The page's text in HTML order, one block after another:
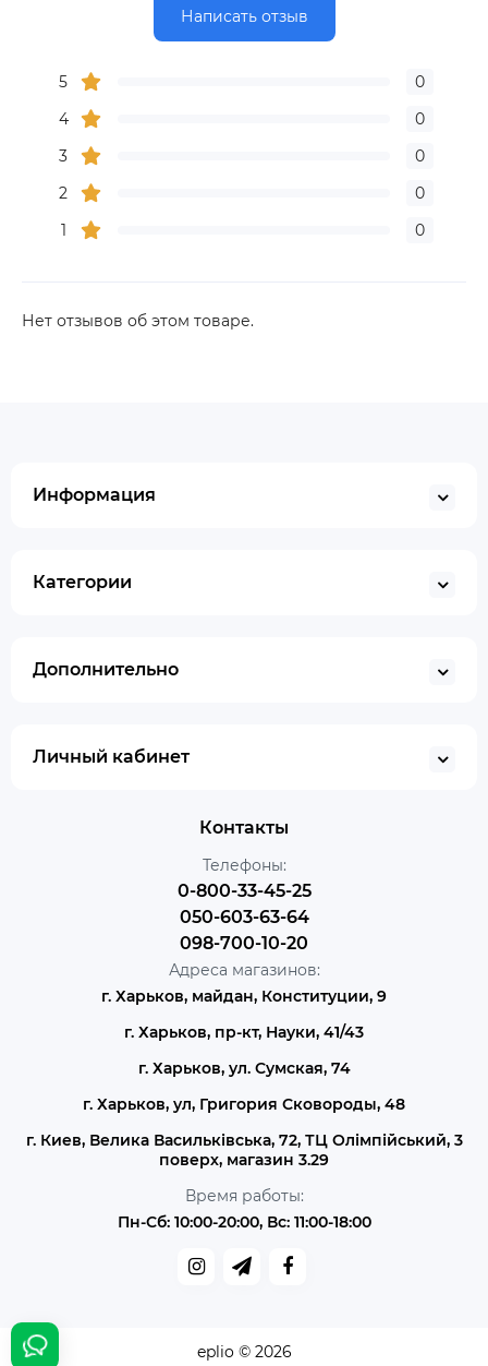
Написать отзыв
5
0
4
0
3
0
2
0
1
0
Нет отзывов об этом товаре.
Информация
Категории
Дополнительно
Личный кабинет
Контакты
Телефоны:
0-800-33-45-25
050-603-63-64
098-700-10-20
Адреса магазинов:
г. Харьков, майдан, Конституции, 9
г. Харьков, пр-кт, Науки, 41/43
г. Харьков, ул. Сумская, 74
г. Харьков, ул, Григория Сковороды, 48
г. Киев, Велика Васильківська, 72, ТЦ Олімпійський, 3
поверх, магазин 3.29
Время работы:
Пн-Сб: 10:00-20:00, Вс: 11:00-18:00
eplio © 2026